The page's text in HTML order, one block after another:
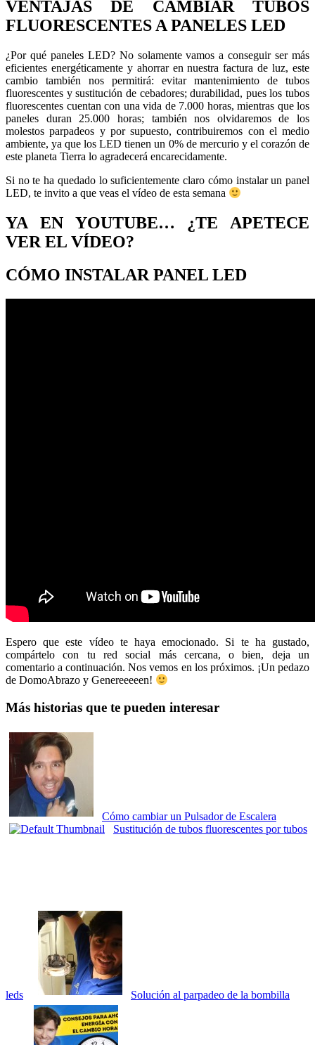
VENTAJAS DE CAMBIAR TUBOS
FLUORESCENTES A PANELES LED
¿Por qué paneles LED? No solamente vamos a conseguir ser más
eficientes energéticamente y ahorrar en nuestra factura de luz, este
cambio también nos permitirá: evitar mantenimiento de tubos
fluorescentes y sustitución de cebadores; durabilidad, pues los tubos
fluorescentes cuentan con una vida de 7.000 horas, mientras que los
paneles duran 25.000 horas; también nos olvidaremos de los
molestos parpadeos y por supuesto, contribuiremos con el medio
ambiente, ya que los LED tienen un 0% de mercurio y el corazón de
este planeta Tierra lo agradecerá encarecidamente.
Si no te ha quedado lo suficientemente claro cómo instalar un panel
LED, te invito a que veas el vídeo de esta semana
YA EN YOUTUBE… ¿TE APETECE
VER EL VÍDEO?
CÓMO INSTALAR PANEL LED
Espero que este vídeo te haya emocionado. Si te ha gustado,
compártelo con tu red social más cercana, o bien, deja un
comentario a continuación. Nos vemos en los próximos. ¡Un pedazo
de DomoAbrazo y Genereeeeen!
Más historias que te pueden interesar
Cómo cambiar un Pulsador de Escalera
Sustitución de tubos fluorescentes por tubos
leds Solución al parpadeo de la bombilla